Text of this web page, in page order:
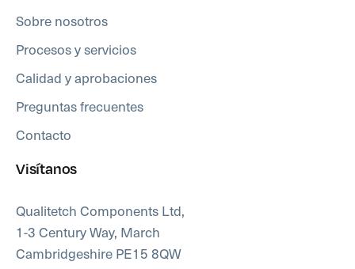
Sobre nosotros
Procesos y servicios
Calidad y aprobaciones
Preguntas frecuentes
Contacto
Visítanos
Qualitetch Components Ltd,
1-3 Century Way, March
Cambridgeshire PE15 8QW